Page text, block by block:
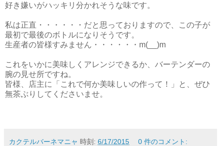
好き嫌いがハッキリ分かれそうな味です。
私は正直・・・・・・だと思っておりますので、この子が
最初で最後のボトルになりそうです。
生産者の皆様すみません・・・・・・m(__)m
これをいかに美味しくアレンジできるか、バーテンダーの
腕の見せ所ですね。
皆様、店主に「これで何か美味しいの作って！」と、ぜひ
無茶ぶりしてくださいませ。
カクテルバーネマニャ 時刻: 6/17/2015 0 件のコメント: